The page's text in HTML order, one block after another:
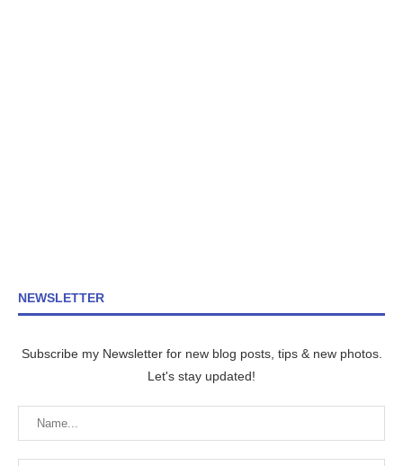
NEWSLETTER
Subscribe my Newsletter for new blog posts, tips & new photos.
Let's stay updated!